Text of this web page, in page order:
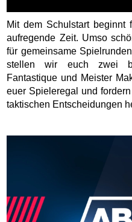
Mit dem Schulstart
aufregende Zeit. Umso
für gemeinsame
stellen wir euch zwei
Fantastique und Meister
euer Spieleregal und
taktischen Entscheidungen